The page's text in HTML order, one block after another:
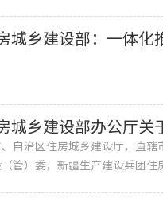
自治区住房城乡建设厅，直辖
管）委，新疆生产建设兵团住